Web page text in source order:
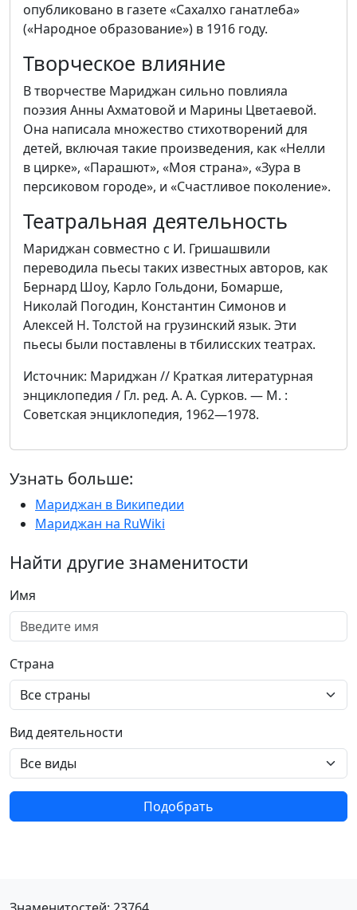
опубликовано в газете «Сахалхо ганатлеба»
(«Народное образование») в 1916 году.
Творческое влияние
В творчестве Мариджан сильно повлияла
поэзия Анны Ахматовой и Марины Цветаевой.
Она написала множество стихотворений для
детей, включая такие произведения, как «Нелли
в цирке», «Парашют», «Моя страна», «Зура в
персиковом городе», и «Счастливое поколение».
Театральная деятельность
Мариджан совместно с И. Гришашвили
переводила пьесы таких известных авторов, как
Бернард Шоу, Карло Гольдони, Бомарше,
Николай Погодин, Константин Симонов и
Алексей Н. Толстой на грузинский язык. Эти
пьесы были поставлены в тбилисских театрах.
Источник: Мариджан // Краткая литературная
энциклопедия / Гл. ред. А. А. Сурков. — М. :
Советская энциклопедия, 1962—1978.
Узнать больше:
Мариджан в Википедии
Мариджан на RuWiki
Найти другие знаменитости
Имя
Страна
Вид деятельности
Подобрать